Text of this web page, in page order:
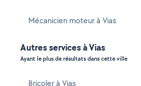
Mécanicien moteur à Vias
Autres services à Vias
Ayant le plus de résultats dans cette ville
Bricoler à Vias